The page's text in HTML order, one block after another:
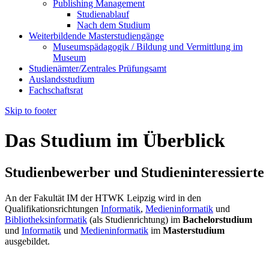
Publishing Management
Studienablauf
Nach dem Studium
Weiterbildende Masterstudiengänge
Museumspädagogik / Bildung und Vermittlung im
Museum
Studienämter/Zentrales Prüfungsamt
Auslandsstudium
Fachschaftsrat
Skip to footer
Das Studium im Überblick
Studienbewerber und Studieninteressierte
An der Fakultät IM der HTWK Leipzig wird in den
Qualifikationsrichtungen Informatik, Medieninformatik und
Bibliotheksinformatik (als Studienrichtung) im Bachelorstudium
und Informatik und Medieninformatik im Masterstudium
ausgebildet.